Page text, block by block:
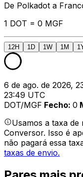
De Polkadot a
1 DOT = 0 MGF
12H 1D 1W 1M
6 de ago. de 2026,
23:49 UTC
DOT/MGF Fecho: 0
Usamos a taxa
Conversor. Isso é
não pagará essa
taxas de envio.